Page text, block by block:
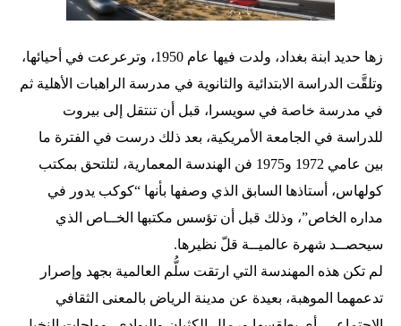
زها حديد ابنة بغداد، ولدت فيها عام 1950، وترعرعت في أحيائها،
وتلقَّت الدراسة الابتدائية والثانوية في مدرسة الراهبات الأهلية ثم
في مدرسة خاصة في سويسرا، قبل أن تنتقل إلى بيروت
للدراسة في الجامعة الأمريكية، بعد ذلك درست في الفترة ما
بين عامي 1972 و1975 فن الهندسة المعمارية، لتلتحق بمكتب
كولهاس، أستاذها السابق الذي وصفها بأنها “كوكب يدور في
مداره الخاص”، وذلك قبل أن تؤسس مكتبها الخــاص الذي
سيحصــد شهرة عالميــة قلّ نظيرها.
لم تكن هذه المهندسة التي ارتقت سلُّم العالمية بجهد وإصرار
تدعمهما الموهبة، بعيدة عن مدينة الرياض بالمعنى الثقافي